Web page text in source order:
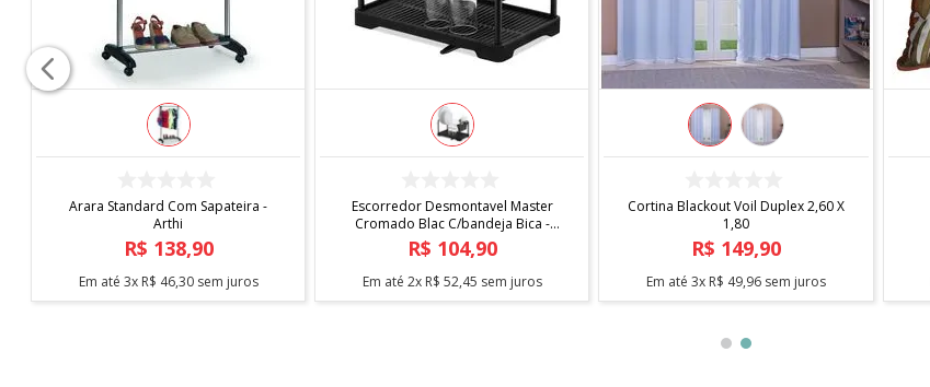
Arara Standard Com Sapateira -
Arthi
R$ 138,90
Em até 3x R$ 46,30sem juros
Escorredor Desmontavel Master
Cromado Blac C/bandeja Bica -
Arthi
R$ 104,90
Em até 2x R$ 52,45 sem juros
Cortina Blackout Voil Duplex 2,60 X
1,80
R$ 149,90
Em até 3x R$ 49,96sem juros